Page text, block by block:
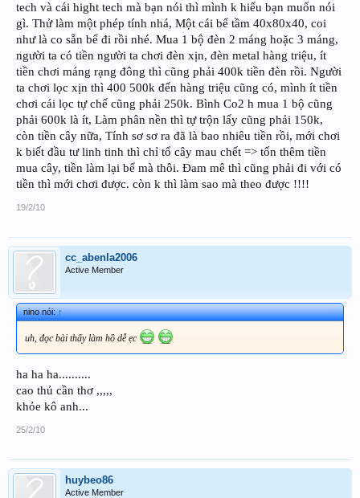
tech và cái hight tech mà bạn nói thì mình k hiểu bạn muốn nói
gì. Thử làm một phép tính nhá, Một cái bể tầm 40x80x40, coi
như là co sẵn bể đi rồi nhé. Mua 1 bộ đèn 2 máng hoặc 3 máng,
người ta có tiền người ta chơi đèn xịn, đèn metal hàng triệu, ít
tiền chơi máng rạng đông thì cũng phải 400k tiền đèn rồi. Người
ta chơi lọc xịn thì 400 500k đến hàng triệu cũng có, mình ít tiền
chơi cái lọc tự chế cũng phải 250k. Bình Co2 h mua 1 bộ cũng
phải 600k là ít, Làm phân nền thì tự trộn lấy cũng phải 150k,
còn tiền cây nữa, Tính sơ sơ ra đã là bao nhiêu tiền rồi, mới chơi
k biết đầu tư linh tinh thì chỉ tổ cây mau chết => tốn thêm tiền
mua cây, tiền làm lại bể mà thôi. Đam mê thì cũng phải đi với có
tiền thì mới chơi được. còn k thì làm sao mà theo được !!!!
19/2/10
cc_abenla2006
Active Member
nino nói:↑
uh, đọc bài thấy làm hồ dễ ẹc
ha ha ha..........
cao thủ cần thơ ,,,,,
khỏe kô anh...
25/2/10
huybeo86
Active Member